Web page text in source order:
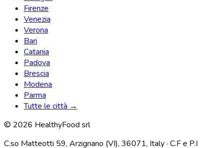
Firenze
Venezia
Verona
Bari
Catania
Padova
Brescia
Modena
Parma
Tutte le città →
© 2026 HealthyFood srl
C.so Matteotti 59, Arzignano (VI), 36071, Italy · C.F e P.I